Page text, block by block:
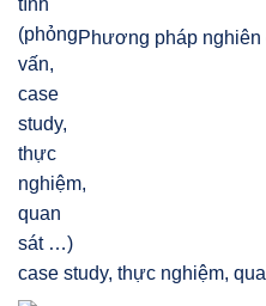
Phương pháp
case study, thực nghiệm,